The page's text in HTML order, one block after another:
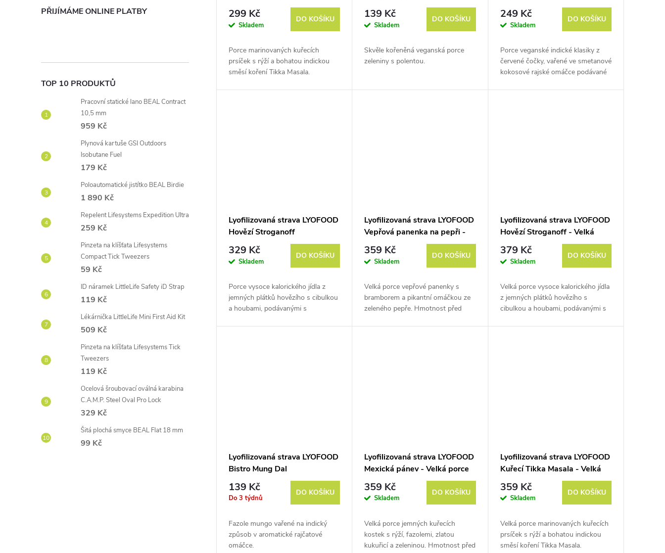
PŘIJÍMÁME ONLINE PLATBY
TOP 10 PRODUKTŮ
Pracovní statické lano BEAL Contract
10,5 mm
959 Kč
Plynová kartuše GSI Outdoors
Isobutane Fuel
179 Kč
Poloautomatické jistítko BEAL Birdie
1 890 Kč
Repelent Lifesystems Expedition Ultra
259 Kč
Pinzeta na klíšťata Lifesystems
Compact Tick Tweezers
59 Kč
ID náramek LittleLife Safety iD Strap
119 Kč
Lékárnička LittleLife Mini First Aid Kit
509 Kč
Pinzeta na klíšťata Lifesystems Tick
Tweezers
119 Kč
Ocelová šroubovací oválná karabina
C.A.M.P. Steel Oval Pro Lock
329 Kč
Šitá plochá smyce BEAL Flat 18 mm
99 Kč
299 Kč
Skladem
DO KOŠÍKU
Porce marinovaných kuřecích
prsíček s rýží a bohatou indickou
směsí koření Tikka Masala.
zelenina
139 Kč
Skladem
DO KOŠÍKU
Skvěle kořeněná veganská porce
zeleniny s polentou.
249 Kč
Skladem
DO KOŠÍKU
Porce veganské indické klasiky z
červené čočky, vařené ve smetanové
kokosové rajské omáčce podávané
Lyofilizovaná strava LYOFOOD
Hovězí Stroganoff
329 Kč
Skladem
DO KOŠÍKU
Porce vysoce kalorického jídla z
jemných plátků hovězího s cibulkou
a houbami, podávanými s
Lyofilizovaná strava LYOFOOD
Vepřová panenka na pepři -
Velká porce
359 Kč
Skladem
DO KOŠÍKU
Velká porce vepřové panenky s
bramborem a pikantní omáčkou ze
zeleného pepře. Hmotnost před
Lyofilizovaná strava LYOFOOD
Hovězí Stroganoff - Velká
porce
379 Kč
Skladem
DO KOŠÍKU
Velká porce vysoce kalorického jídla
z jemných plátků hovězího s
cibulkou a houbami, podávanými s
Lyofilizovaná strava LYOFOOD
Bistro Mung Dal
139 Kč
Do 3 týdnů
DO KOŠÍKU
Fazole mungo vařené na indický
způsob v aromatické rajčatové
omáčce.
Lyofilizovaná strava LYOFOOD
Mexická pánev - Velká porce
359 Kč
Skladem
DO KOŠÍKU
Velká porce jemných kuřecích
kostek s rýží, fazolemi, zlatou
kukuřicí a zeleninou. Hmotnost před
Lyofilizovaná strava LYOFOOD
Kuřecí Tikka Masala - Velká
porce
359 Kč
Skladem
DO KOŠÍKU
Velká porce marinovaných kuřecích
prsíček s rýží a bohatou indickou
směsí koření Tikka Masala.